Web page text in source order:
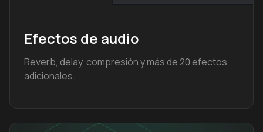
Efectos de audio
Reverb, delay, compresión y más de 20 efectos
adicionales.